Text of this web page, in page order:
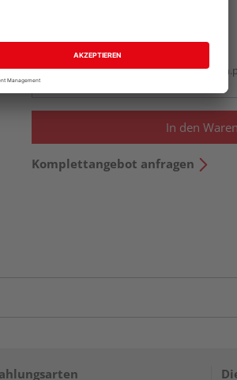
Auf Vorbestellung:
In den
Komplettangebot anfragen